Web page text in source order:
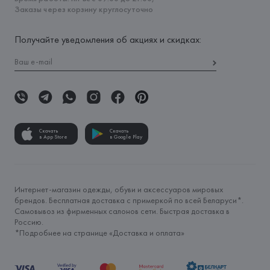
Заказы через корзину круглосуточно
Получайте уведомления об акциях и скидках:
Скачать
в App Store
Скачать
в Google Play
Интернет-магазин одежды, обуви и аксессуаров мировых
брендов. Бесплатная доставка с примеркой по всей Беларуси*.
Самовывоз из фирменных салонов сети. Быстрая доставка в
Россию.
*Подробнее на странице «Доставка и оплата»